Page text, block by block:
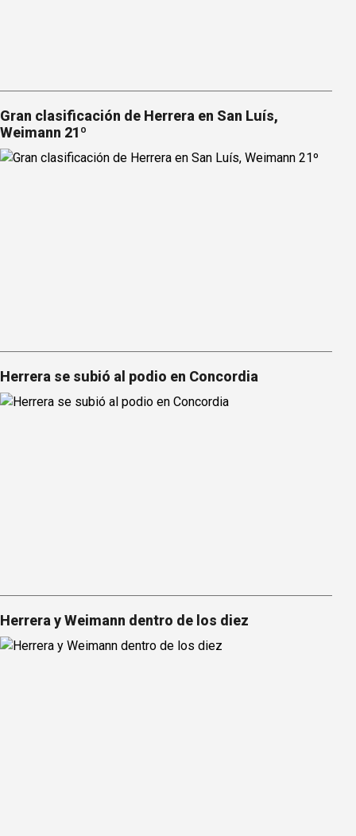
Gran clasificación de Herrera en San Luís,
Weimann 21º
Herrera se subió al podio en Concordia
Herrera y Weimann dentro de los diez